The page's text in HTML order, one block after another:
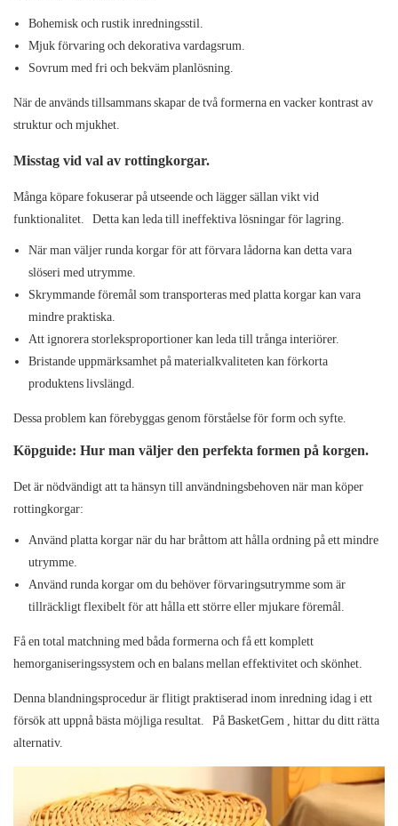
Bohemisk och rustik inredningsstil.
Mjuk förvaring och dekorativa vardagsrum.
Sovrum med fri och bekväm planlösning.
När de används tillsammans skapar de två formerna en vacker kontrast av
struktur och mjukhet.
Misstag vid val av rottingkorgar.
Många köpare fokuserar på utseende och lägger sällan vikt vid
funktionalitet.
Detta kan leda till ineffektiva lösningar för lagring.
När man väljer runda korgar för att förvara lådorna kan detta vara
slöseri med utrymme.
Skrymmande föremål som transporteras med platta korgar kan vara
mindre praktiska.
Att ignorera storleksproportioner kan leda till trånga interiörer.
Bristande uppmärksamhet på materialkvaliteten kan förkorta
produktens livslängd.
Dessa problem kan förebyggas genom förståelse för form och syfte.
Köpguide: Hur man väljer den perfekta formen på korgen.
Det är nödvändigt att ta hänsyn till användningsbehoven när man köper
rottingkorgar:
Använd platta korgar när du har bråttom att hålla ordning på ett mindre
utrymme.
Använd runda korgar om du behöver förvaringsutrymme som är
tillräckligt flexibelt för att hålla ett större eller mjukare föremål.
Få en total matchning med båda formerna och få ett komplett
hemorganiseringssystem och en balans mellan effektivitet och skönhet.
Denna blandningsprocedur är flitigt praktiserad inom inredning idag i ett
försök att uppnå bästa möjliga resultat.
PåBasketGem
, hittar du ditt rätta
alternativ.